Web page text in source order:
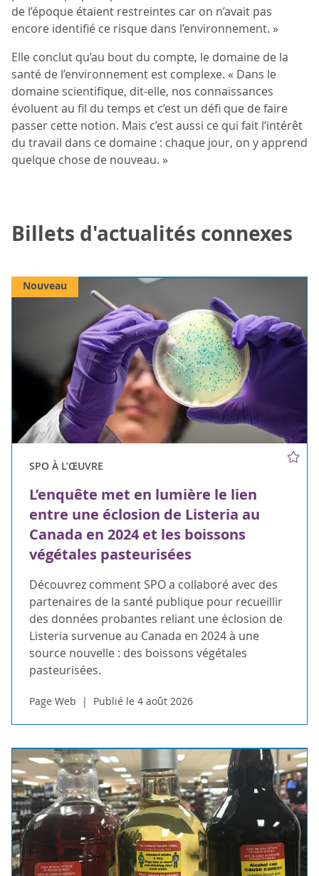
de l’époque étaient restreintes car on n’avait pas
encore identifié ce risque dans l’environnement. »
Elle conclut qu’au bout du compte, le domaine de la
santé de l’environnement est complexe. « Dans le
domaine scientifique, dit-elle, nos connaissances
évoluent au fil du temps et c’est un défi que de faire
passer cette notion. Mais c’est aussi ce qui fait l’intérêt
du travail dans ce domaine : chaque jour, on y apprend
quelque chose de nouveau. »
Billets d'actualités connexes
SPO À L’ŒUVRE
L’enquête met en lumière le lien
entre une éclosion de Listeria au
Canada en 2024 et les boissons
végétales pasteurisées
Découvrez comment SPO a collaboré avec des
partenaires de la santé publique pour recueillir
des données probantes reliant une éclosion de
Listeria survenue au Canada en 2024 à une
source nouvelle : des boissons végétales
pasteurisées.
Page Web Publié le 4 août 2026
Nouveau